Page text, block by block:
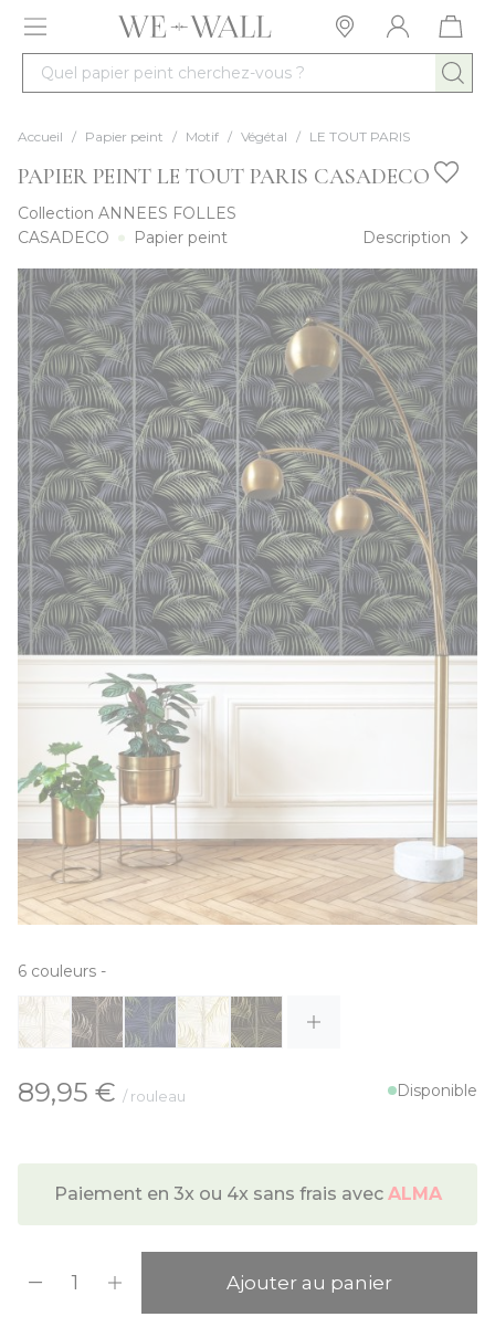
Allez au contenu
Quel papier peint cherchez-vous ?
Accueil / Papier peint / Motif / Végétal / LE TOUT PARIS
PAPIER PEINT LE TOUT PARIS CASADECO
Collection ANNEES FOLLES
CASADECO
Papier peint Description
6 couleurs -
À partir de:
89,95 € / rouleau Disponible
Paiement en 3x ou 4x sans frais avec ALMA
Ajouter au panier